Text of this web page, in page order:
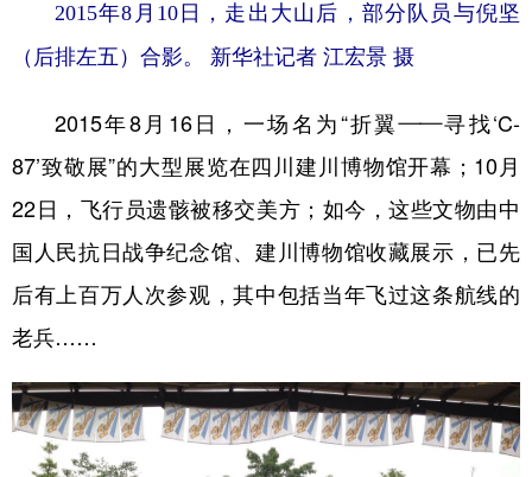
2015年8月10日，走出大山后，部分队员与倪坚
（后排左五）合影。 新华社记者 江宏景 摄
2015年8月16日，一场名为“折翼——寻找‘C-
87’致敬展”的大型展览在四川建川博物馆开幕；10月
22日，飞行员遗骸被移交美方；如今，这些文物由中
国人民抗日战争纪念馆、建川博物馆收藏展示，已先
后有上百万人次参观，其中包括当年飞过这条航线的
老兵……